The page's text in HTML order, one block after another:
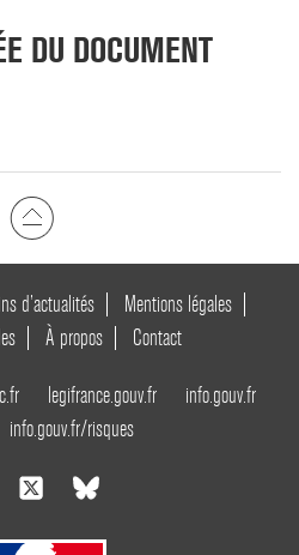
DU DOCUMENT
d’actualités
Mentions légales
À propos Contact
legifrance.gouv.fr
info.gouv.fr
info.gouv.fr/risques